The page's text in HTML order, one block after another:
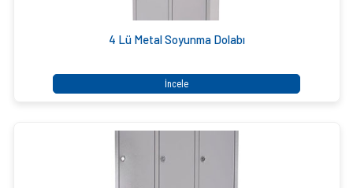
4 Lü Metal Soyunma Dolabı
İncele